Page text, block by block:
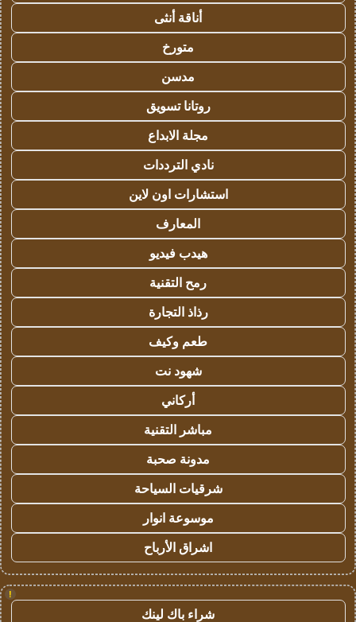
أناقة أنثى
متورخ
مدسن
روتانا تسويق
مجلة الابداع
نادي الترددات
استشارات اون لاين
المعارف
هيدب فيديو
رمح التقنية
رذاذ التجارة
طعم وكيف
شهود نت
أركاني
مباشر التقنية
مدونة صحبة
شرقيات السياحة
موسوعة انوار
اشراق الأرباح
!
شراء باك لينك